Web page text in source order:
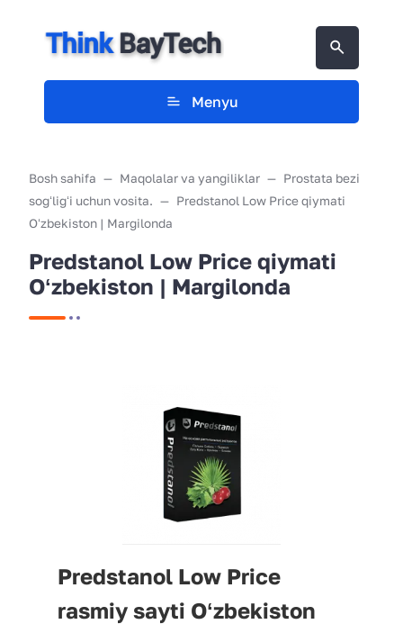
Menyu
Bosh sahifa Maqolalar va yangiliklar
Prostata bezi
sogʻligʻi uchun vosita.
Predstanol Low Price qiymati
Oʻzbekiston | Margilonda
Predstanol Low Price qiymati
Oʻzbekiston | Margilonda
Predstanol Low Price
rasmiy sayti Oʻzbekiston